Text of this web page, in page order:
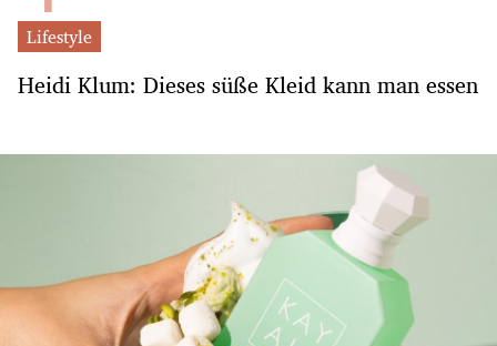
Lifestyle
Heidi Klum: Dieses süße Kleid kann man essen